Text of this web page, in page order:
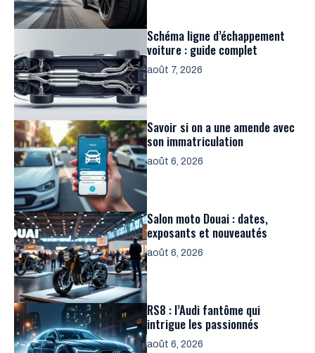
Schéma ligne d’échappement
voiture : guide complet
août 7, 2026
Savoir si on a une amende avec
son immatriculation
août 6, 2026
Salon moto Douai : dates,
exposants et nouveautés
août 6, 2026
RS8 : l’Audi fantôme qui
intrigue les passionnés
août 6, 2026